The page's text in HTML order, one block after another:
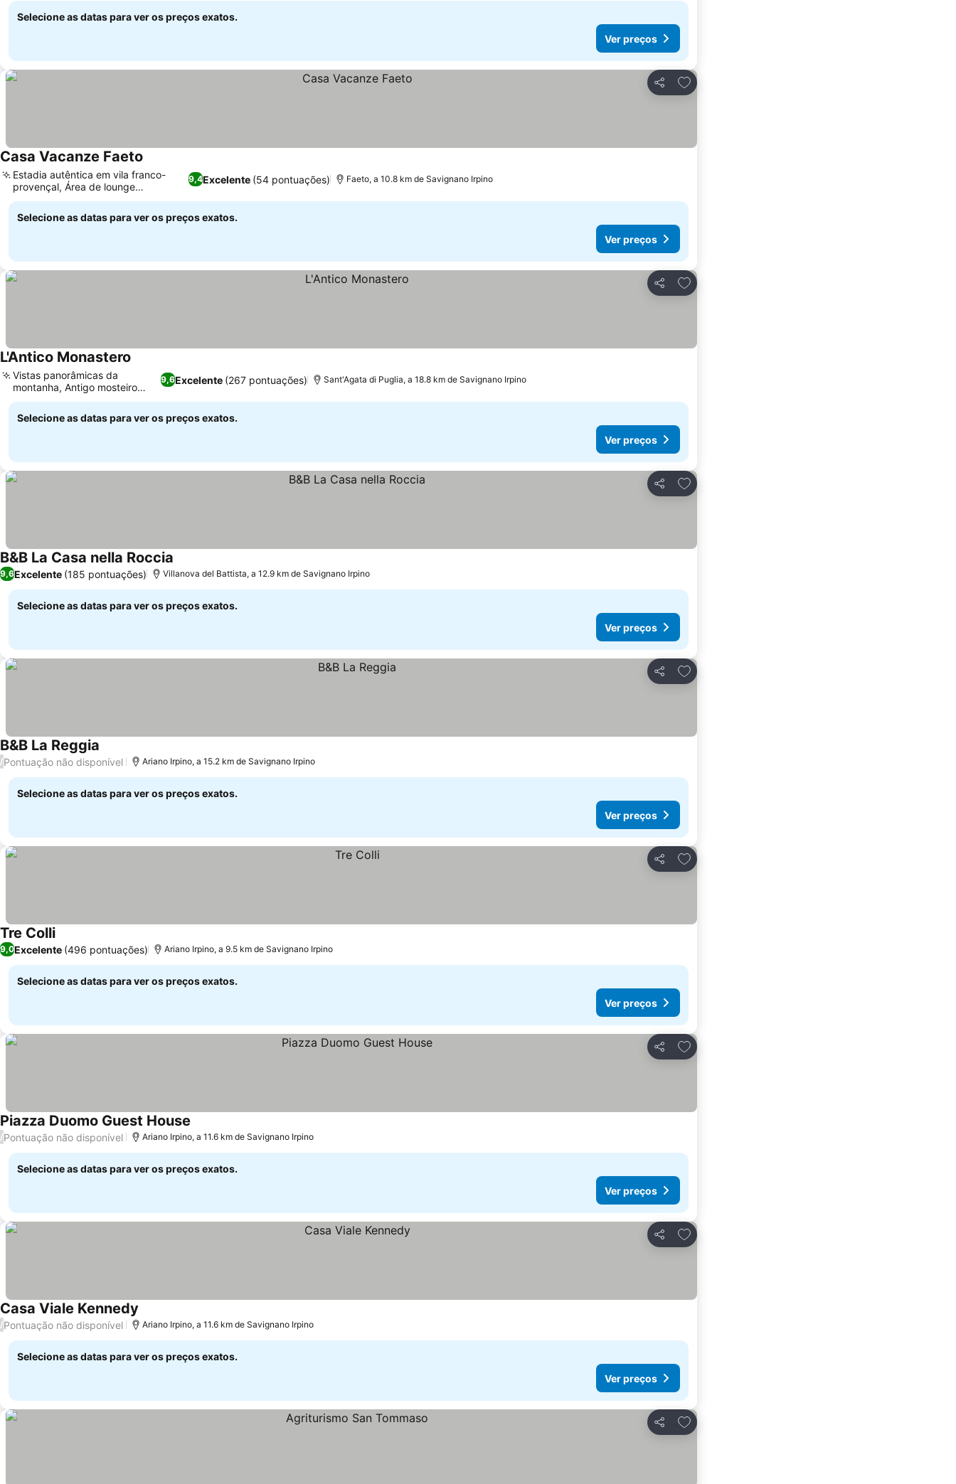
Selecione as datas para ver os preços exatos.
Ver preços
Partilhar
Adicionar aos favoritos
Casa Vacanze Faeto
9,4Excelente (54 pontuações)
Estadia autêntica em vila franco-
provençal, Área de lounge
compartilhada
Faeto, a 10.8 km de Savignano Irpino
Selecione as datas para ver os preços exatos.
Ver preços
Partilhar
Adicionar aos favoritos
L'Antico Monastero
9,6Excelente (267 pontuações)
Vistas panorâmicas da
montanha, Antigo mosteiro
histórico
Sant'Agata di Puglia, a 18.8 km de Savignano Irpino
Selecione as datas para ver os preços exatos.
Ver preços
Partilhar
Adicionar aos favoritos
B&B La Casa nella Roccia
9,6Excelente (185 pontuações) Villanova del Battista, a 12.9 km de Savignano Irpino
Selecione as datas para ver os preços exatos.
Ver preços
Partilhar
Adicionar aos favoritos
B&B La Reggia
/Pontuação não disponível Ariano Irpino, a 15.2 km de Savignano Irpino
Selecione as datas para ver os preços exatos.
Ver preços
Partilhar
Adicionar aos favoritos
Tre Colli
9,0Excelente (496 pontuações) Ariano Irpino, a 9.5 km de Savignano Irpino
Selecione as datas para ver os preços exatos.
Ver preços
Partilhar
Adicionar aos favoritos
Piazza Duomo Guest House
/Pontuação não disponível Ariano Irpino, a 11.6 km de Savignano Irpino
Selecione as datas para ver os preços exatos.
Ver preços
Partilhar
Adicionar aos favoritos
Casa Viale Kennedy
/Pontuação não disponível Ariano Irpino, a 11.6 km de Savignano Irpino
Selecione as datas para ver os preços exatos.
Ver preços
Partilhar
Adicionar aos favoritos